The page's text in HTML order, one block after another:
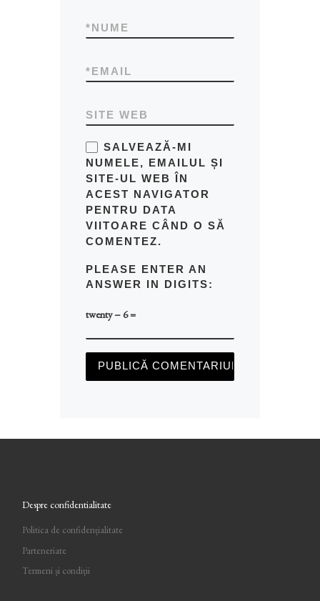
NUME
*
EMAIL
*
SITE WEB
SALVEAZĂ-MI
NUMELE, EMAILUL ȘI
SITE-UL WEB ÎN
ACEST NAVIGATOR
PENTRU DATA
VIITOARE CÂND O SĂ
COMENTEZ.
PLEASE ENTER AN
ANSWER IN DIGITS:
twenty − 6 =
Despre confidentialitate
Politica de confidențialitate
Parteneriate
Termeni și condiții